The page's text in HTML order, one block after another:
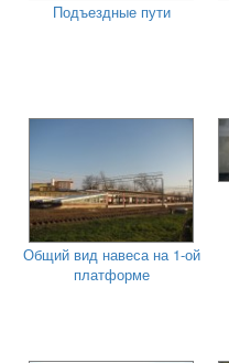
Подъездные пути
Общий вид навеса на 1-ой
платформе